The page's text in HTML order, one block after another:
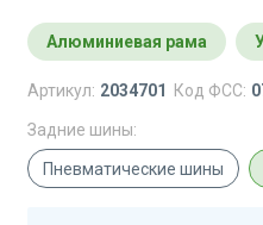
Алюминиевая рама
Артикул: 2034701 Код ФСС:
Задние шины:
Пневматические шины